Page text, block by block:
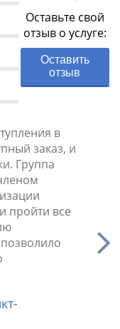
Оставьте свой
отзыв о услуге:
Оставить
отзыв
в
заказ, и
Группа
пройти все